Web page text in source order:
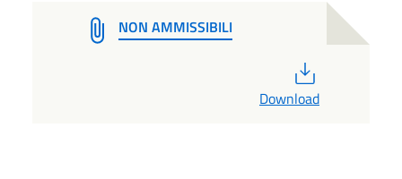
NON AMMISSIBILI
Download